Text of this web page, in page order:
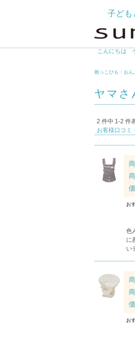
子ども
こんにちは
抱っこひも・おん
ヤマさ
2 件中 1-2 件
お客様口コミ
お
色
に
い
お